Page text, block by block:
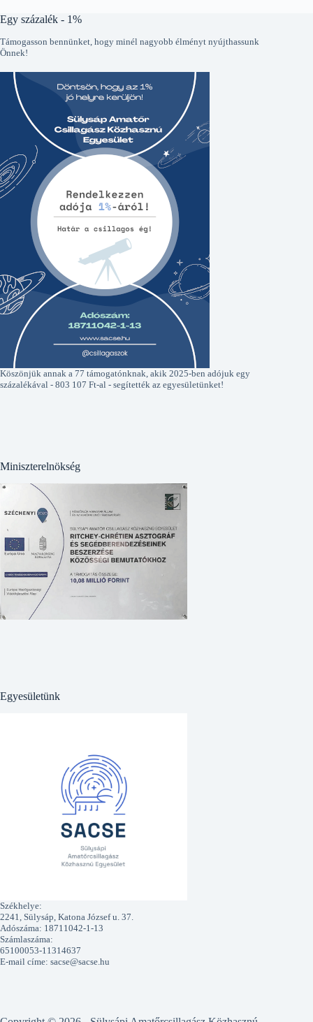
Egy százalék - 1%
Támogasson bennünket, hogy minél nagyobb élményt nyújthassunk
Önnek!
Köszönjük annak a 77 támogatónknak, akik 2025-ben adójuk egy
százalékával - 803 107 Ft-al - segítették az egyesületünket!
Miniszterelnökség
Egyesületünk
Székhelye:
2241, Sülysáp, Katona József u. 37.
Adószáma: 18711042-1-13
Számlaszáma:
65100053-11314637
E-mail címe: sacse@sacse.hu